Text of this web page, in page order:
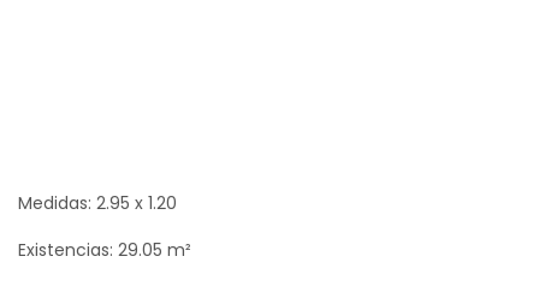
Medidas: 2.95 x 1.20
Existencias: 29.05 m²